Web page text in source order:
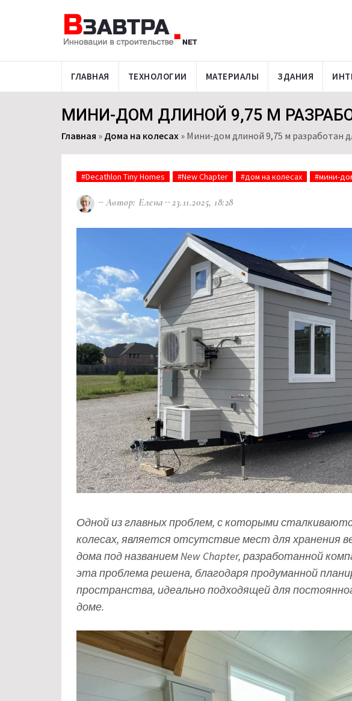
ГЛАВНАЯ ТЕХНОЛОГИИ МАТЕРИАЛЫ ЗДАНИЯ
МИНИ-ДОМ ДЛИНОЙ 9,75 М
Главная » Дома на колесах » Мини-дом длиной 9,75 м разработан
#Decathlon Tiny Homes #New Chapter #дом на колесах #мини-
Автор: Елена 23.11.2025, 18:28
Одной из главных проблем, с которыми
колесах, является отсутствие мест для хранения
дома под названием New Chapter, разработанной
эта проблема решена, благодаря продуманной
пространства, идеально подходящей для
доме.